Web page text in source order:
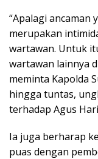
“Apalagi ancaman
merupakan
wartawan. Untuk
wartawan lainnya
meminta Kapolda
hingga tuntas,
terhadap Agus
Ia juga berharap
puas dengan